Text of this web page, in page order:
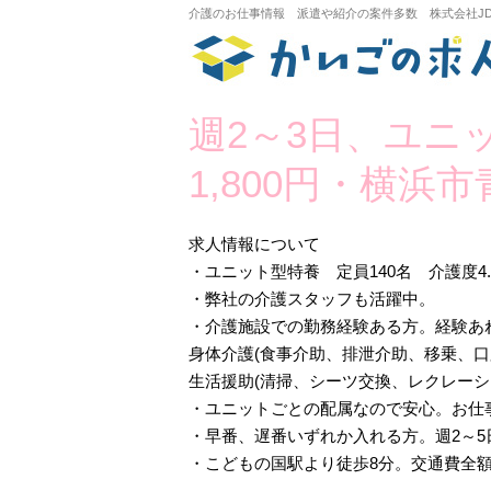
介護のお仕事情報 派遣や紹介の案件多数 株式会社
週2～3日、ユニ
1,800円・横浜
求人情報について
・ユニット型特養 定員140名 介護
・弊社の介護スタッフも活躍
・介護施設での勤務経験ある方。経験
身体介護(食事介助、排泄介助、移乗、
生活援助(清掃、シーツ交換、レクレー
・ユニットごとの配属なので安心。お
・早番、遅番いずれか入れる方。週2～
・こどもの国駅より徒歩8分。交通費全